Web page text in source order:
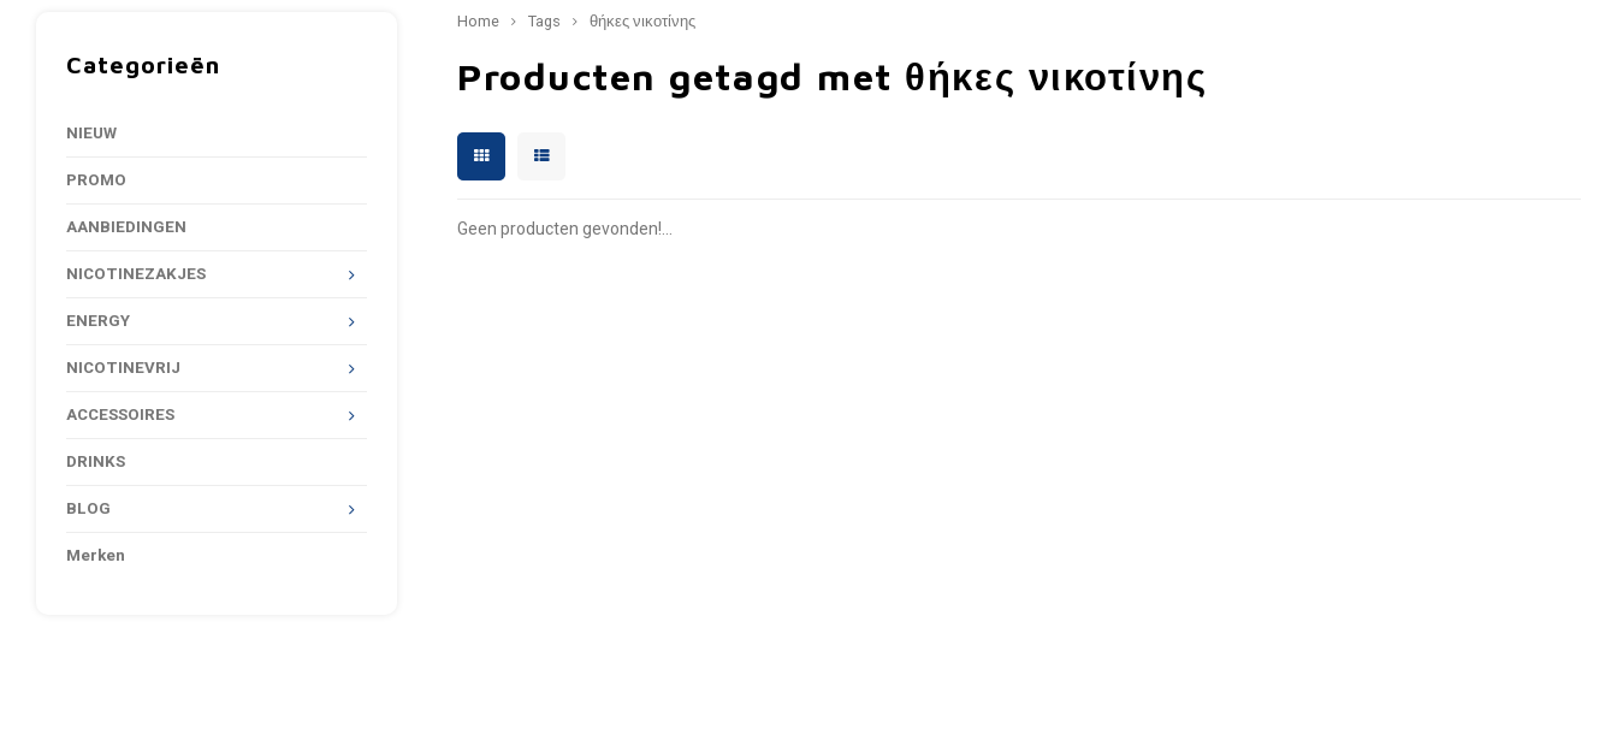
Categorieën
NIEUW
PROMO
AANBIEDINGEN
NICOTINEZAKJES
ENERGY
NICOTINEVRIJ
ACCESSOIRES
DRINKS
BLOG
Merken
Home Tags θήκες νικοτίνης
Producten getagd met θήκες νικοτίνης
Geen producten gevonden!...